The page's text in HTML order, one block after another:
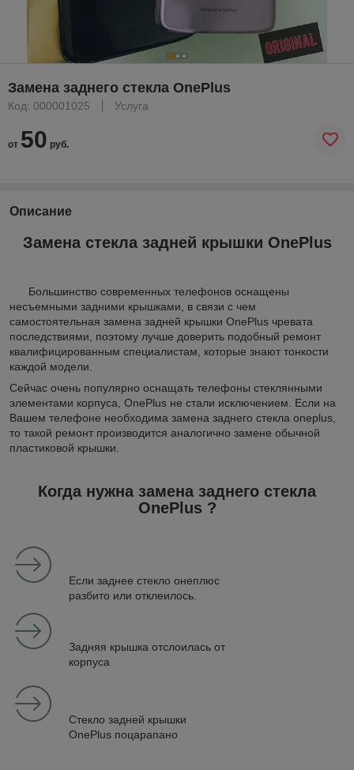
Замена заднего стекла OnePlus
Код: 000001025 Услуга
от 50 руб.
Описание
Замена стекла задней крышки OnePlus
Большинство современных телефонов оснащены
несъемными задними крышками, в связи с чем
самостоятельная замена задней крышки OnePlus чревата
последствиями, поэтому лучше доверить подобный ремонт
квалифицированным специалистам, которые знают тонкости
каждой модели.
Сейчас очень популярно оснащать телефоны стеклянными
элементами корпуса, OnePlus не стали исключением. Если на
Вашем телефоне необходима замена заднего стекла oneplus,
то такой ремонт производится аналогично замене обычной
пластиковой крышки.
Когда нужна замена заднего стекла
OnePlus ?
Если заднее стекло онеплюс
разбито или отклеилось.
Задняя крышка отслоилась от
корпуса
Стекло задней крышки
OnePlus поцарапано